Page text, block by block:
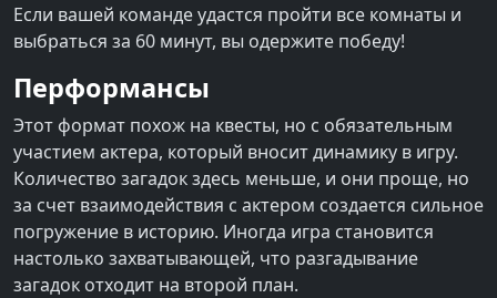
Если вашей команде удастся пройти все комнаты и
выбраться за 60 минут, вы одержите победу!
Перформансы
Этот формат похож на квесты, но с обязательным
участием актера, который вносит динамику в игру.
Количество загадок здесь меньше, и они проще, но
за счет взаимодействия с актером создается сильное
погружение в историю. Иногда игра становится
настолько захватывающей, что разгадывание
загадок отходит на второй план.